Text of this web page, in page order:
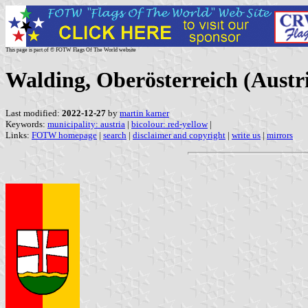
This page is part of © FOTW Flags Of The World website
Walding, Oberösterreich
Last modified: 2022-12-27 by martin karner
Keywords: municipality: austria | bicolour: red-yellow|
Links: FOTW homepage | search | disclaimer and copyright | write us | mirrors